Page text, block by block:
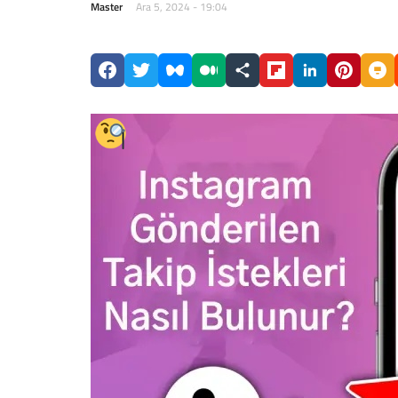
Master Ara 5, 2024 - 19:04